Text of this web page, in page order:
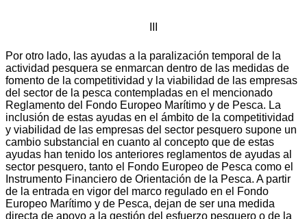
Por otro lado, las ayudas a la paralización temporal de la
actividad pesquera se enmarcan dentro de las medidas de
fomento de la competitividad y la viabilidad de las empresas
del sector de la pesca contempladas en el mencionado
Reglamento del Fondo Europeo Marítimo y de Pesca. La
inclusión de estas ayudas en el ámbito de la competitividad
y viabilidad de las empresas del sector pesquero supone un
cambio substancial en cuanto al concepto que de estas
ayudas han tenido los anteriores reglamentos de ayudas al
sector pesquero, tanto el Fondo Europeo de Pesca como el
Instrumento Financiero de Orientación de la Pesca. A partir
de la entrada en vigor del marco regulado en el Fondo
Europeo Marítimo y de Pesca, dejan de ser una medida
directa de apoyo a la gestión del esfuerzo pesquero o de la